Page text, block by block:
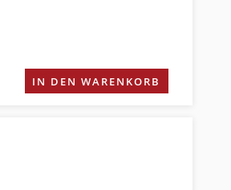
IN DEN WARENKORB